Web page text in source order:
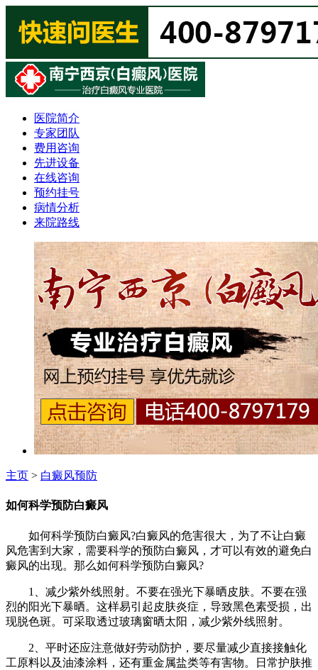
医院简介
专家团队
费用咨询
先进设备
在线咨询
预约挂号
病情分析
来院路线
主页 > 白癜风预防
如何科学预防白癜风
如何科学预防白癜风?白癜风的危害很大，为了不让白癜
风危害到大家，需要科学的预防白癜风，才可以有效的避免白
癜风的出现。那么如何科学预防白癜风?
1、减少紫外线照射。不要在强光下暴晒皮肤。不要在强
烈的阳光下暴晒。这样易引起皮肤炎症，导致黑色素受损，出
现脱色斑。可采取透过玻璃窗晒太阳，减少紫外线照射。
2、平时还应注意做好劳动防护，要尽量减少直接接触化
工原料以及油漆涂料，还有重金属盐类等有害物。日常护肤推